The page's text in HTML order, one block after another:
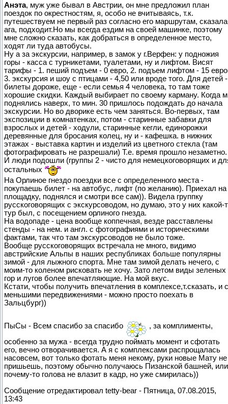
Анэта, муж уже бывал в Австрии, он мне предложил план
поездок по окрестностям, я, особо не вчитываясь, т.к.
путешествуем не первый раз согласно его маршрутам,
ага, подходит.Но мы всегда ездим на своей машинке, поэтому
мне сложно сказать, как добраться в определенное место,
ходят ли туда автобусы.
Ну а за экскурсии, например, в замок у г.Верфен: у подножия
горы - касса с турникетами, туалетами, ну и лифтом. Висят
тарифы - 1. пеший подъем - 0 евро, 2. подъем лифтом - 15
3. экскурсия и шоу с птицами - 4,50 или вроде того. Для детей -
билеты дороже, еще - если семья 4 человека, то там тоже
хорошие скидки. Каждый выбирает по своему карману. Когда
поднялись наверх, то мин. 30 пришлось подождать до начала
экскурсии. Но во дворике есть чем заняться. Во-первых, там
экспозиции в комнатенках, потом - старинные забавки для
взрослых и детей - ходули, старинные кегли, единорожки
деревянные для бросания колец, ну и - кафешка. в нижних
этажах - выставка картин и изделий из цветного стекла (там
фотографировать не разрешали) Т.е. время прошло незаметно.
И люди подошли (группы 2 - чисто для немецкоговорящих и
остальных
На Орлиное гнездо поездки все с определенного места -
покупаешь билет - на автобус, лифт (по желанию). Приехал на
площадку, поднялся и смотри все сам)). Видела группку
русскоговорящих с экскурсоводом, но думаю, это у них какой-
тур был, с посещением орлиного гнезда.
На водопаде - цена вообще коппечная, везде расставлены
стенды - на нем. и англ. с фотографиями и историческими
фактами, так что там экскурсоводов не было тоже.
Вообще русскоговорящих встречала не много, видимо
австрийские Альпы в наших республиках больше популярны
зимой - для лыжного спорта. Мне там зимой делать нечего, с
моим-то коленом рисковать не хочу. Зато летом виды зеленых
гор и лугов более впечатляющие. На мой вкус.
Кстати, чтобы получить впечатления в комплексе,т.сказать, и с
меньшими передвижениями - можно просто поехать в
Зальцбург))
ПыСы - Всем спасибо за спасибо
, за комплименты,
особенно за мужа - всегда трудно поймать момент и сфотать
его, вечно отворачивается. А я с комплексами распрощалась
насовсем, вот только фотать меня некому, руки новые Мату не
пришьешь, поэтому обычно получаюсь Пизанской башней, или
почему-то голова не влазит в кадр, но уже смирилась))
Сообщение отредактировал tetty-bear - Пятница, 07.08.2015,
13:43